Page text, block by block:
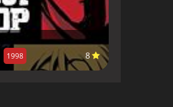
1998 8